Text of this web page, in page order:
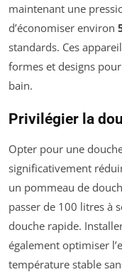
maintenant une
d’économiser environ
standards. Ces
formes et designs
bain.
Privilégier la
Opter pour une
significativement
un pommeau de
passer de 100 litres à
douche rapide.
également optimiser
température stable